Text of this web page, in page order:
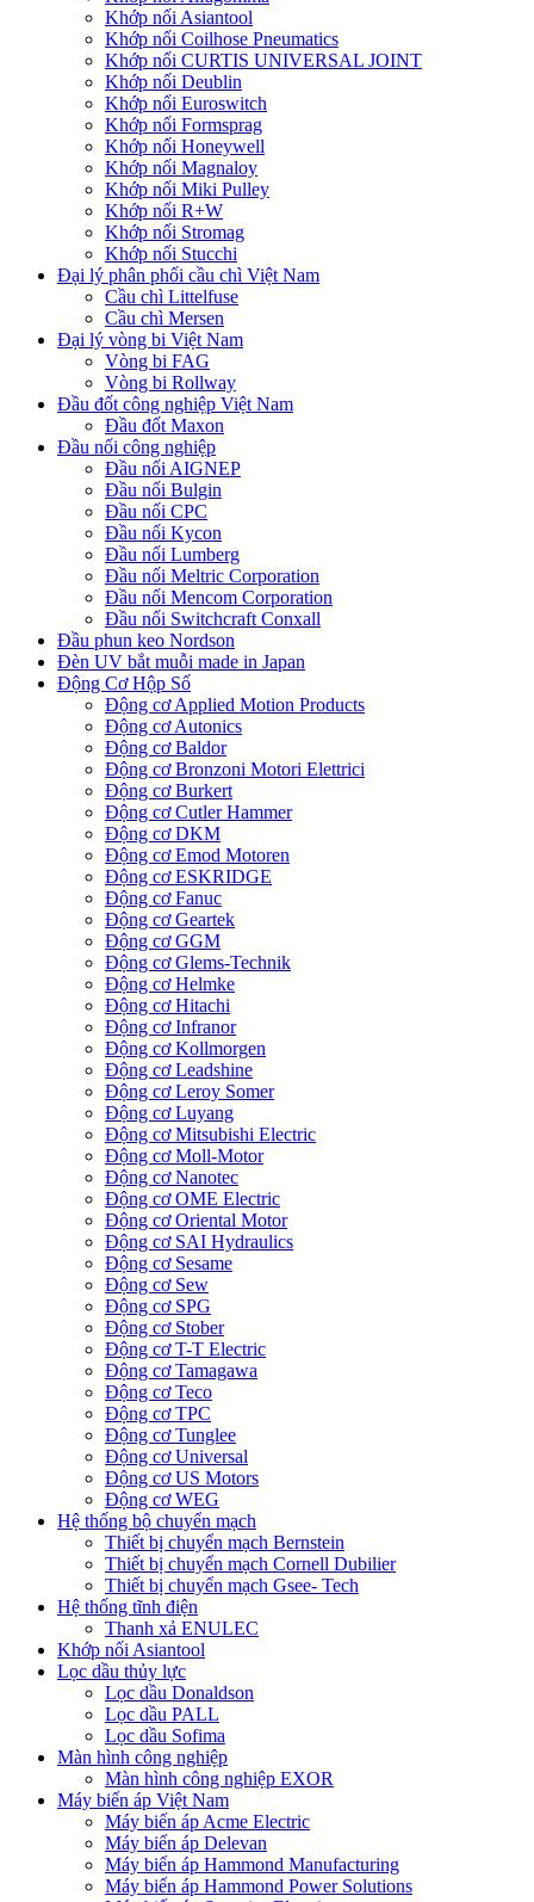
Khớp nối Asiantool
Khớp nối Coilhose Pneumatics
Khớp nối CURTIS UNIVERSAL JOINT
Khớp nối Deublin
Khớp nối Euroswitch
Khớp nối Formsprag
Khớp nối Honeywell
Khớp nối Magnaloy
Khớp nối Miki Pulley
Khớp nối R+W
Khớp nối Stromag
Khớp nối Stucchi
Đại lý phân phối cầu chì Việt Nam
Cầu chì Littelfuse
Cầu chì Mersen
Đại lý vòng bi Việt Nam
Vòng bi FAG
Vòng bi Rollway
Đầu đốt công nghiệp Việt Nam
Đầu đốt Maxon
Đầu nối công nghiệp
Đầu nối AIGNEP
Đầu nối Bulgin
Đầu nối CPC
Đầu nối Kycon
Đầu nối Lumberg
Đầu nối Meltric Corporation
Đầu nối Mencom Corporation
Đầu nối Switchcraft Conxall
Đầu phun keo Nordson
Đèn UV bắt muỗi made in Japan
Động Cơ Hộp Số
Động cơ Applied Motion Products
Động cơ Autonics
Động cơ Baldor
Động cơ Bronzoni Motori Elettrici
Động cơ Burkert
Động cơ Cutler Hammer
Động cơ DKM
Động cơ Emod Motoren
Động cơ ESKRIDGE
Động cơ Fanuc
Động cơ Geartek
Động cơ GGM
Động cơ Glems-Technik
Động cơ Helmke
Động cơ Hitachi
Động cơ Infranor
Động cơ Kollmorgen
Động cơ Leadshine
Động cơ Leroy Somer
Động cơ Luyang
Động cơ Mitsubishi Electric
Động cơ Moll-Motor
Động cơ Nanotec
Động cơ OME Electric
Động cơ Oriental Motor
Động cơ SAI Hydraulics
Động cơ Sesame
Động cơ Sew
Động cơ SPG
Động cơ Stober
Động cơ T-T Electric
Động cơ Tamagawa
Động cơ Teco
Động cơ TPC
Động cơ Tunglee
Động cơ Universal
Động cơ US Motors
Động cơ WEG
Hệ thống bộ chuyển mạch
Thiết bị chuyển mạch Bernstein
Thiết bị chuyển mạch Cornell Dubilier
Thiết bị chuyển mạch Gsee- Tech
Hệ thống tĩnh điện
Thanh xả ENULEC
Khớp nối Asiantool
Lọc dầu thủy lực
Lọc dầu Donaldson
Lọc dầu PALL
Lọc dầu Sofima
Màn hình công nghiệp
Màn hình công nghiệp EXOR
Máy biến áp Việt Nam
Máy biến áp Acme Electric
Máy biến áp Delevan
Máy biến áp Hammond Manufacturing
Máy biến áp Hammond Power Solutions